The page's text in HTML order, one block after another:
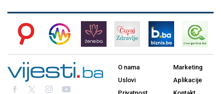
O nama
Uslovi
Marketing
Aplikacije